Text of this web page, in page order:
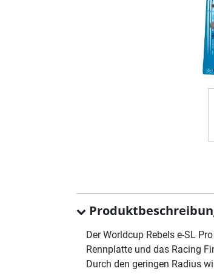
Der Worldcup Rebels e-SL
Rennplatte und das Racing
Durch den geringen Radius